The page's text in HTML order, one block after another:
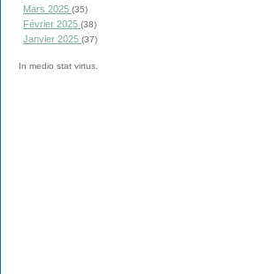
Mars 2025 (35)
Février 2025 (38)
Janvier 2025 (37)
In medio stat virtus.